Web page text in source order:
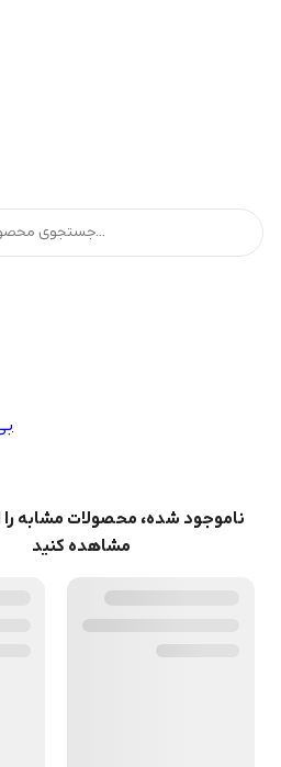
ناموجود شده، محصولات مشابه را
مشاهده کنید